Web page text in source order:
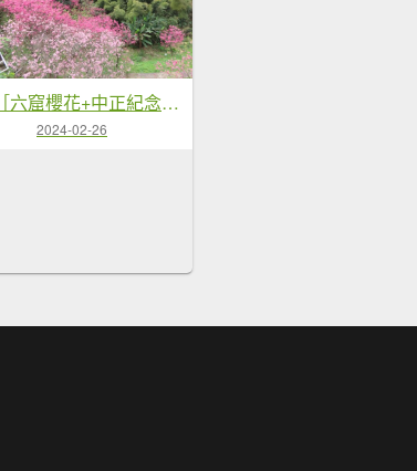
［六窟櫻花+中正紀念堂櫻花］（2024/2/20）
2024-02-26